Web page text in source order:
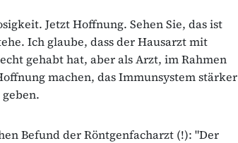
Jetzt Hoffnung. Sehen Sie, das ist
Ich glaube, dass der Hausarzt mit
gehabt hat, aber als Arzt, im Rahmen
machen, das Immunsystem stärker
Befund der Röntgenfacharzt (!): "Der